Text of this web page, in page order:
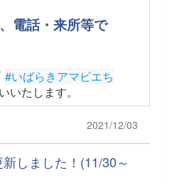
電話・来所等で
#いばらきアマビエち
いたします。
2021/12/03
しました！(11/30～